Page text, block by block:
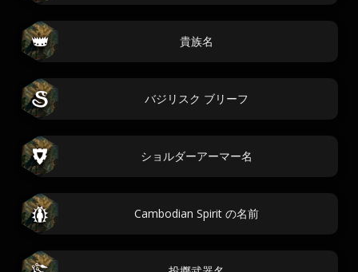
貴族名
バジリスク ブリーフ
ショルダーアーマー名
Cambodian Spirit の名前